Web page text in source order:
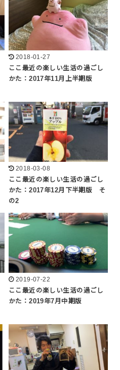
2018-01-27
ここ最近の楽しい生活の過ごし
かた：2017年11月上半期版
2018-03-08
ここ最近の楽しい生活の過ごし
かた：2017年12月下半期版 そ
の2
2019-07-22
ここ最近の楽しい生活の過ごし
かた：2019年7月中期版